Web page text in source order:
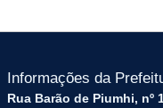
Informações da
Rua Barão de Piumhi, nº